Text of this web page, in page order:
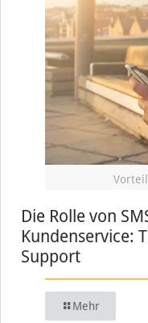
Die Rolle von
Kundenservice:
Support
Mehr